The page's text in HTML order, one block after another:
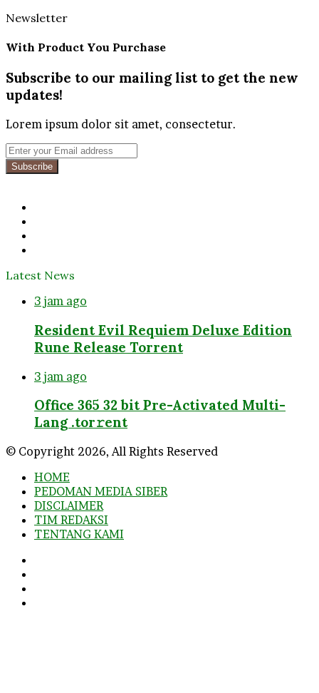
Newsletter
With Product You Purchase
Subscribe to our mailing list to get the new
updates!
Lorem ipsum dolor sit amet, consectetur.
Enter
your
Email
Latest News
3 jam ago
Resident Evil Requiem Deluxe Edition
Rune Release Torrent
3 jam ago
Office 365 32 bit Pre-Activated Multi-
Lang .tоr𝚛еnt
© Copyright 2026, All Rights Reserved
HOME
PEDOMAN MEDIA SIBER
DISCLAIMER
TIM REDAKSI
TENTANG KAMI